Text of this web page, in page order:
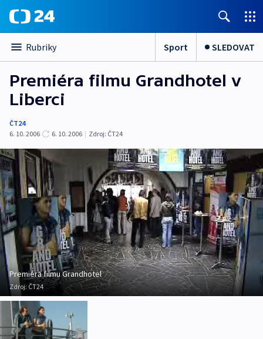
Rubriky Sport SLEDOVAT
Premiéra filmu Grandhotel v
Liberci
ČT24
6. 10. 2006
6. 10. 2006 | Zdroj: ČT24
Premiéra filmu Grandhotel
Zdroj: ČT24